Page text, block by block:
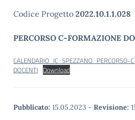
Codice Progetto 2022.10.1.1.028
PERCORSO C-FORMAZIONE
CALENDARIO_IC_SPEZZANO_PERCORSO-
DOCENTI Download
Pubblicato: 15.05.2023 - Revisione: